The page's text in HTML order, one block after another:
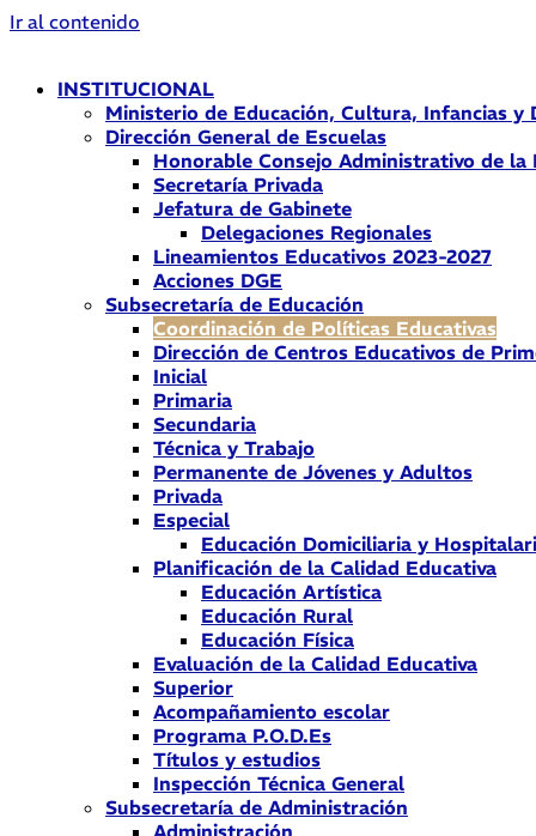
Ir al contenido
INSTITUCIONAL
Ministerio de Educación, Cultura, Infancias y
Dirección General de Escuelas
Honorable Consejo Administrativo de la
Secretaría Privada
Jefatura de Gabinete
Delegaciones Regionales
Lineamientos Educativos 2023-2027
Acciones DGE
Subsecretaría de Educación
Coordinación de Políticas Educativas
Dirección de Centros Educativos de
Inicial
Primaria
Secundaria
Técnica y Trabajo
Permanente de Jóvenes y Adultos
Privada
Especial
Educación Domiciliaria y
Planificación de la Calidad Educativa
Educación Artística
Educación Rural
Educación Física
Evaluación de la Calidad Educativa
Superior
Acompañamiento escolar
Programa P.O.D.Es
Títulos y estudios
Inspección Técnica General
Subsecretaría de Administración
Administración